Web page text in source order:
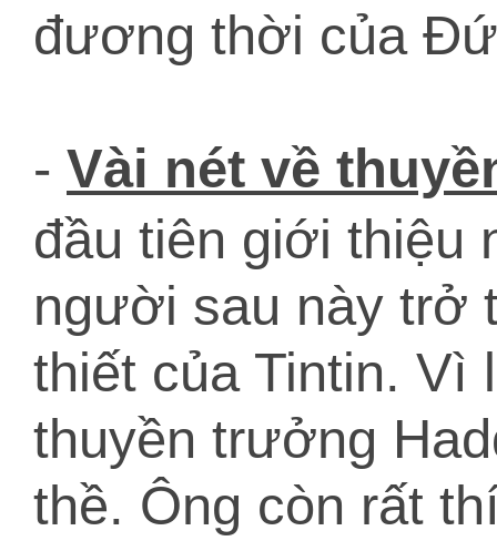
đương thời của
- Vài nét về
đầu tiên giới thiệu
người sau này trở
thiết của Tintin. Vì
thuyền trưởng
thề. Ông còn rất